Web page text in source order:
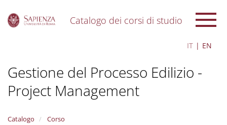
Catalogo dei corsi di studio
IT EN
Gestione del Processo Edilizio -
Project Management
Catalogo Corso